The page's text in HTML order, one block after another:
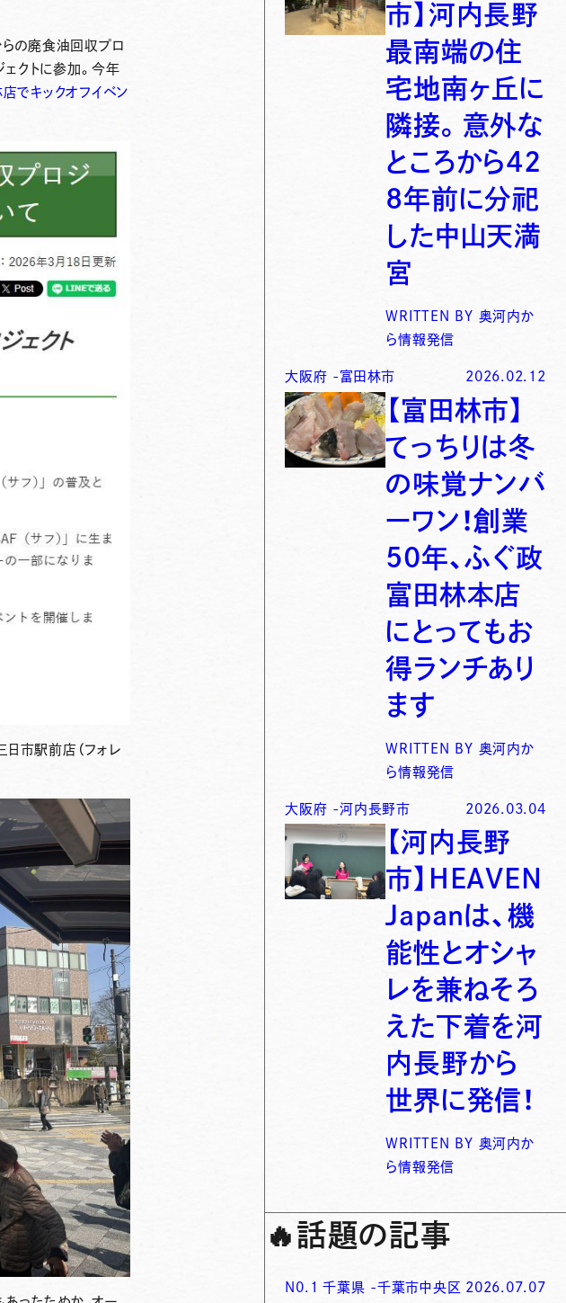
らの廃食油回収プロ
クトに参加。今年
でキックオフイベン
市駅前店（フォレ
市】河内長野
最南端の住
宅地南ヶ丘に
隣接。意外な
ところから42
8年前に分祀
した中山天満
宮
WRITTEN BY 奥河内か
ら情報発信
大阪府 - 富田林市 2026.02.12
【富田林市】
てっちりは冬
の味覚ナンバ
ーワン！創業
50年、ふぐ政
富田林本店
にとってもお
得ランチあり
ます
WRITTEN BY 奥河内か
ら情報発信
大阪府 -河内長野市 2026.03.04
【河内長野
市】HEAVEN
Japanは、機
能性とオシャ
レを兼ねそろ
えた下着を河
内長野から
世界に発信！
WRITTEN BY 奥河内か
ら情報発信
🔥 話題の記事
N0. 1 千葉県 -千葉市中央区 2026.07.07